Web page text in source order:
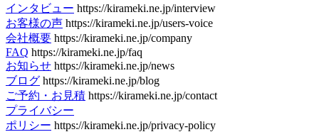
インタビュー https://kirameki.ne.jp/interview
お客様の声 https://kirameki.ne.jp/users-voice
会社概要 https://kirameki.ne.jp/company
FAQ https://kirameki.ne.jp/faq
お知らせ https://kirameki.ne.jp/news
ブログ https://kirameki.ne.jp/blog
ご予約・お見積 https://kirameki.ne.jp/contact
プライバシー
ポリシー https://kirameki.ne.jp/privacy-policy